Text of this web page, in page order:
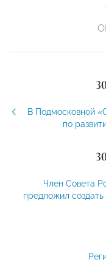
В Подмосковной
по
Член Совета
предложил создать